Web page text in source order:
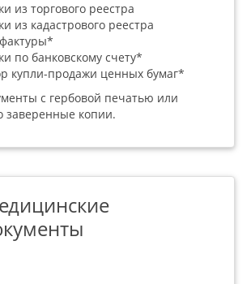
из торгового реестра
из кадастрового реестра
по банковскому счету*
купли-продажи ценных бумаг*
с гербовой печатью или
заверенные копии.